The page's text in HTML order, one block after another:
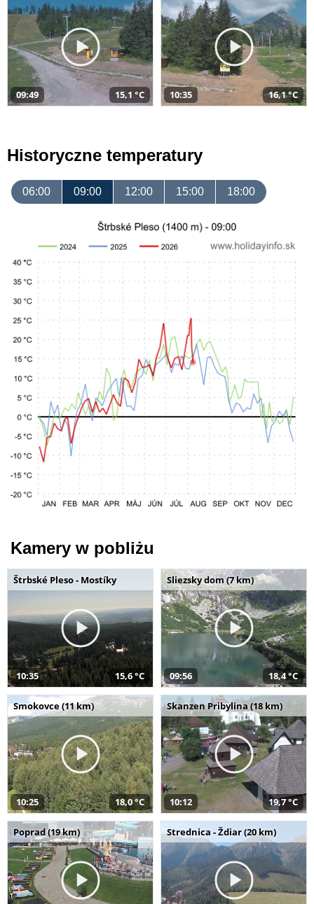
09:49 15,1 °C 10:35 16,1 °C
Historyczne temperatury
06:00 09:00 12:00 15:00 18:00
Kamery w pobliżu
Štrbské Pleso - Mostíky
10:35 15,6 °C
Sliezsky dom (7 km)
09:56 18,4 °C
Smokovce (11 km)
10:25 18,0 °C
Skanzen Pribylina (18 km)
10:12 19,7 °C
Poprad (19 km) Strednica - Ždiar (20 km)